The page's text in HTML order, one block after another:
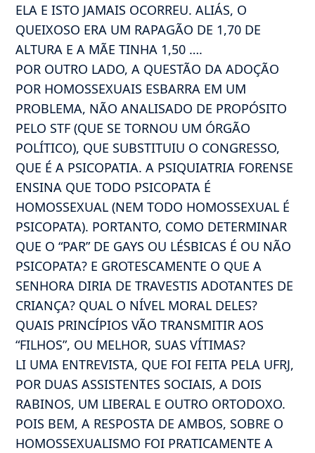
ELA E ISTO JAMAIS OCORREU. ALIÁS, O
QUEIXOSO ERA UM RAPAGÃO DE 1,70 DE
ALTURA E A MÃE TINHA 1,50 ….
POR OUTRO LADO, A QUESTÃO DA ADOÇÃO
POR HOMOSSEXUAIS ESBARRA EM UM
PROBLEMA, NÃO ANALISADO DE PROPÓSITO
PELO STF (QUE SE TORNOU UM ÓRGÃO
POLÍTICO), QUE SUBSTITUIU O CONGRESSO,
QUE É A PSICOPATIA. A PSIQUIATRIA FORENSE
ENSINA QUE TODO PSICOPATA É
HOMOSSEXUAL (NEM TODO HOMOSSEXUAL É
PSICOPATA). PORTANTO, COMO DETERMINAR
QUE O “PAR” DE GAYS OU LÉSBICAS É OU NÃO
PSICOPATA? E GROTESCAMENTE O QUE A
SENHORA DIRIA DE TRAVESTIS ADOTANTES DE
CRIANÇA? QUAL O NÍVEL MORAL DELES?
QUAIS PRINCÍPIOS VÃO TRANSMITIR AOS
“FILHOS”, OU MELHOR, SUAS VÍTIMAS?
LI UMA ENTREVISTA, QUE FOI FEITA PELA UFRJ,
POR DUAS ASSISTENTES SOCIAIS, A DOIS
RABINOS, UM LIBERAL E OUTRO ORTODOXO.
POIS BEM, A RESPOSTA DE AMBOS, SOBRE O
HOMOSSEXUALISMO FOI PRATICAMENTE A